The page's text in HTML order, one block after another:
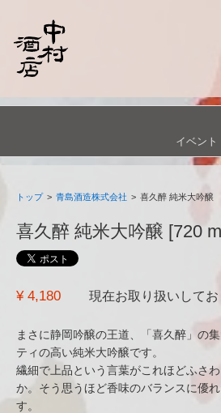
イベント
トップ > 青島酒造株式会社 > 喜久醉 純米大吟醸
喜久醉 純米大吟醸 [720
¥ 4,180 現在お取り扱いしてお
まさに静岡吟醸の王道、「喜久醉」の
ティの高い純米大吟醸です。
繊細で上品という言葉がこれほどふさ
か。そう思うほど香味のバランスに優
す。